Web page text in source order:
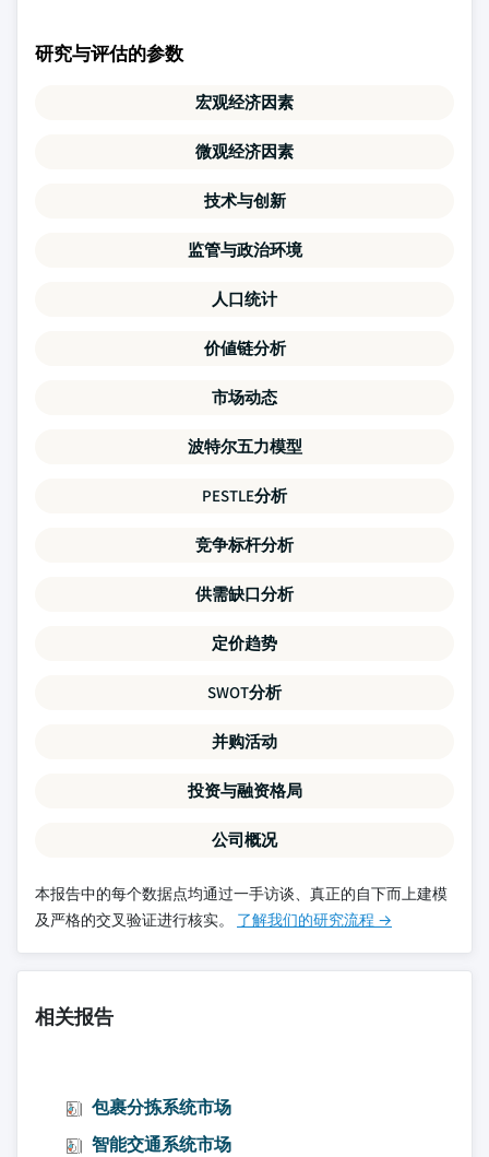
研究与评估的参数
宏观经济因素
微观经济因素
技术与创新
监管与政治环境
人口统计
价値链分析
市场动态
波特尔五力模型
PESTLE分析
竞争标杆分析
供需缺口分析
定价趋势
SWOT分析
并购活动
投资与融资格局
公司概况
本报告中的每个数据点均通过一手访谈、真正的自下而上建模
及严格的交叉验证进行核实。 了解我们的研究流程 →
相关报告
包裹分拣系统市场
智能交通系统市场